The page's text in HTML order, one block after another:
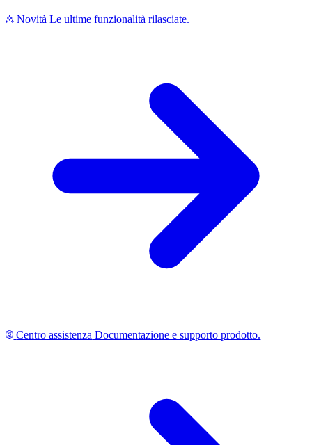
Novità Le ultime funzionalità rilasciate.
Centro assistenza Documentazione e supporto prodotto.